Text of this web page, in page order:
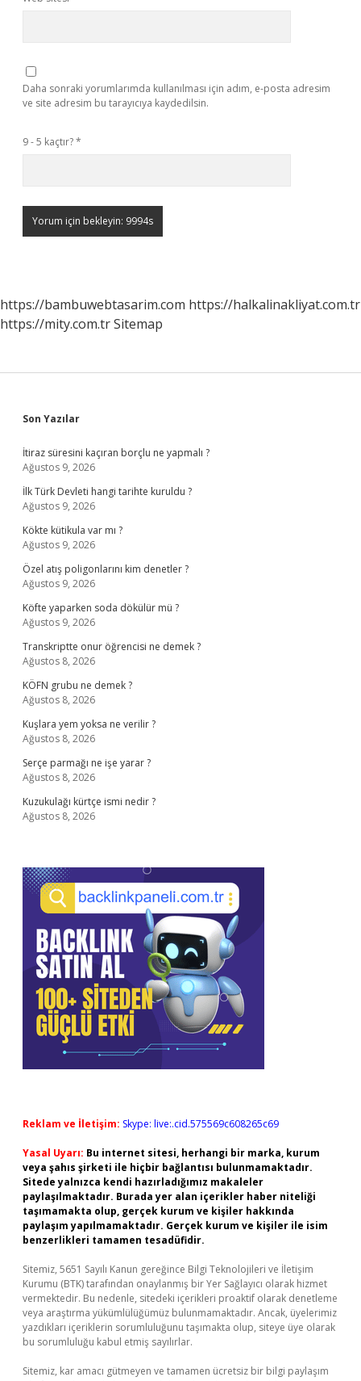
Daha sonraki yorumlarımda kullanılması için adım, e-posta adresim
ve site adresim bu tarayıcıya kaydedilsin.
9 - 5 kaçtır?*
https://bambuwebtasarim.com https://halkalinakliyat.com.tr
https://mity.com.trSitemap
Sidebar
Son Yazılar
İtiraz süresini kaçıran borçlu ne yapmalı ?
Ağustos 9, 2026
İlk Türk Devleti hangi tarihte kuruldu ?
Ağustos 9, 2026
Kökte kütikula var mı ?
Ağustos 9, 2026
Özel atış poligonlarını kim denetler ?
Ağustos 9, 2026
Köfte yaparken soda dökülür mü ?
Ağustos 9, 2026
Transkriptte onur öğrencisi ne demek ?
Ağustos 8, 2026
KÖFN grubu ne demek ?
Ağustos 8, 2026
Kuşlara yem yoksa ne verilir ?
Ağustos 8, 2026
Serçe parmağı ne işe yarar ?
Ağustos 8, 2026
Kuzukulağı kürtçe ismi nedir ?
Ağustos 8, 2026
Reklam ve İletişim: Skype: live:.cid.575569c608265c69
Yasal Uyarı: Bu internet sitesi, herhangi bir marka, kurum
veya şahıs şirketi ile hiçbir bağlantısı bulunmamaktadır.
Sitede yalnızca kendi hazırladığımız makaleler
paylaşılmaktadır. Burada yer alan içerikler haber niteliği
taşımamakta olup, gerçek kurum ve kişiler hakkında
paylaşım yapılmamaktadır. Gerçek kurum ve kişiler ile isim
benzerlikleri tamamen tesadüfidir.
Sitemiz, 5651 Sayılı Kanun gereğince Bilgi Teknolojileri ve İletişim
Kurumu (BTK) tarafından onaylanmış bir Yer Sağlayıcı olarak hizmet
vermektedir. Bu nedenle, sitedeki içerikleri proaktif olarak denetleme
veya araştırma yükümlülüğümüz bulunmamaktadır. Ancak, üyelerimiz
yazdıkları içeriklerin sorumluluğunu taşımakta olup, siteye üye olarak
bu sorumluluğu kabul etmiş sayılırlar.
Sitemiz, kar amacı gütmeyen ve tamamen ücretsiz bir bilgi paylaşım